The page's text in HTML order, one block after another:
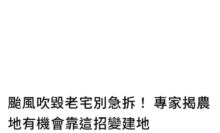
颱風吹毀老宅別急拆！ 專家揭農
地有機會靠這招變建地